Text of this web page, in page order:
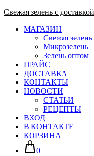
Skip
content
Свежая зелень с доставкой
МАГАЗИН
Свежая зелень
Микрозелень
Зелень оптом
ПРАЙС
ДОСТАВКА
КОНТАКТЫ
НОВОСТИ
СТАТЬИ
РЕЦЕПТЫ
ВХОД
В КОНТАКТЕ
КОРЗИНА
0